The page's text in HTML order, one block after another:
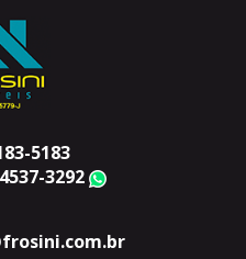
5183
3292